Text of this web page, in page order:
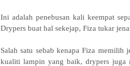
Ini adalah penebusan kali keempat
Drypers buat hal sekejap, Fiza tukar
Salah satu sebab kenapa Fiza memilih
kualiti lampin yang baik, drypers